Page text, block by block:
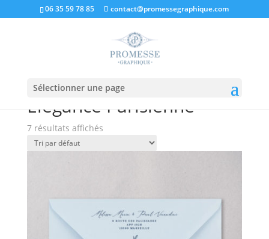
06 35 59 78 85 contact@promessegraphique.com
Sélectionner une page
Accueil/ Élégance Parisienne
Élégance Parisienne
7 résultats affichés